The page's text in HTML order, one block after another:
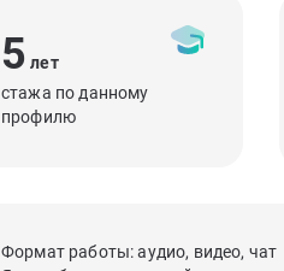
5 лет
стажа по данному
профилю
Формат работы: аудио, видео, чат